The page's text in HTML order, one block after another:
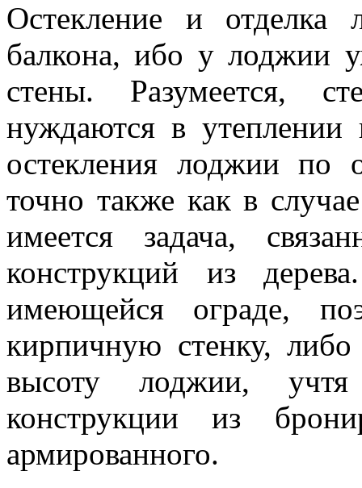
Остекление и отделка
балкона, ибо у лоджии
стены. Разумеется,
нуждаются в
остекления лоджии по
точно также как в
имеется задача,
конструкций из
имеющейся ограде,
кирпичную стенку,
высоту лоджии, учтя
конструкции из
армированного.